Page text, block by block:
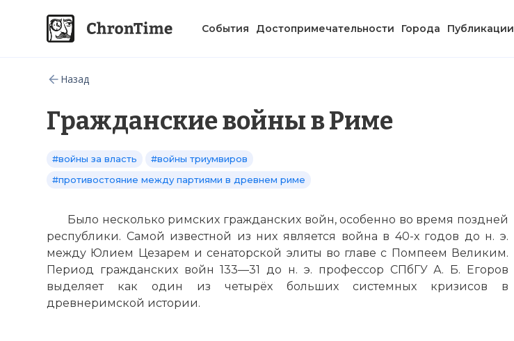
События Достопримечательности Города Публикации
Назад
Гражданские войны в Риме
#войны за власть
#войны триумвиров
#противостояние между партиями в древнем риме
Было несколько римских гражданских войн, особенно во время поздней
республики. Самой известной из них является война в 40-х годов до н. э.
между Юлием Цезарем и сенаторской элиты во главе с Помпеем Великим.
Период гражданских войн 133—31 до н. э. профессор СПбГУ А. Б. Егоров
выделяет как один из четырёх больших системных кризисов в
древнеримской истории.